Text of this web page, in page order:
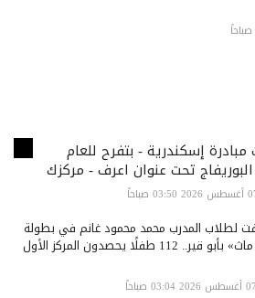
مبادرة إسكندرية - بتفرح للعام
تحت عنوان اعرف - مركزك
لطلاب المدرب محمد محمود غانم في بطولة
112 طفلًا يحصدون المركز الأول